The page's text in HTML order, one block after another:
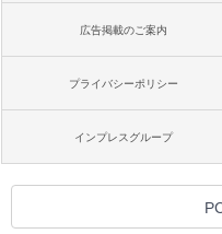
広告掲載のご案内
プライバシーポリシー
インプレスグループ